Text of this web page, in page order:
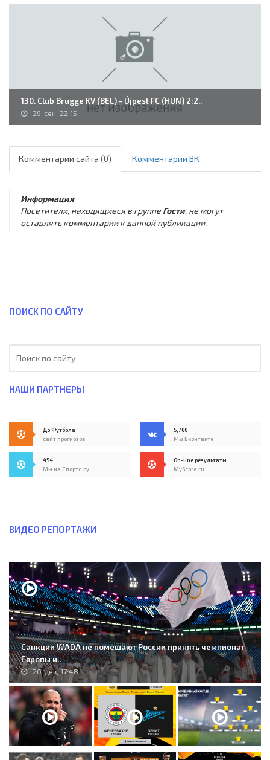
130. Club Brugge KV (BEL) - Újpest FC (HUN) 2:2..
29-сен, 22:15
Комментарии сайта (0) Комментарии ВК
Информация
Посетители, находящиеся в группе Гости, не могут
оставлять комментарии к данной публикации.
ПОИСК ПО САЙТУ
НАШИ ПАРТНЕРЫ
До Футбола
сайт прогнозов
5,700
Мы Вконтакте
454
Мы на Спортс.ру
On-line результаты
MyScore.ru
ВИДЕО РЕПОРТАЖИ
Санкции WADA не помешают России принять чемпионат
Европы и..
20-дек, 17:48